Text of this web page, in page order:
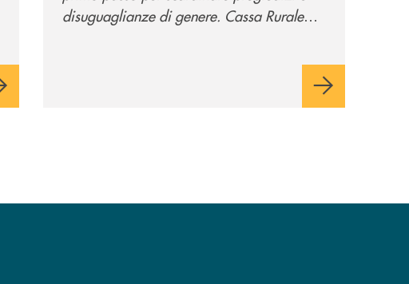
disuguaglianze di genere. Cassa Rurale
valori e influenzi direttamente la comunità